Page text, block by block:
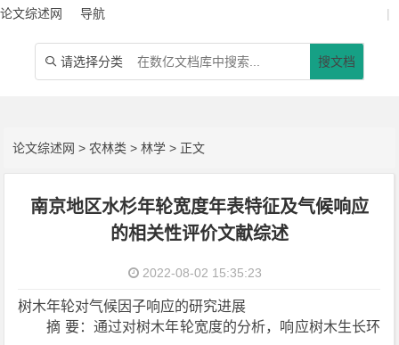
论文综述网 导航 |
 请选择分类 搜文档
论文综述网 >农林类 >林学 > 正文
南京地区水杉年轮宽度年表特征及气候响应
的相关性评价文献综述
2022-08-02 15:35:23
树木年轮对气候因子响应的研究进展
摘 要：通过对树木年轮宽度的分析，响应树木生长环